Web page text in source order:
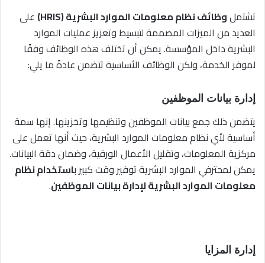
تشتملوظائف نظام معلومات الموارد البشرية (HRIS)
على
العديد من الميزات المصممة لتبسيط وتعزيز عمليات الموارد
البشرية داخل المؤسسة. يمكن أن تختلف هذه الوظائف وفقًا
لموفر الخدمة، ولكن الوظائف الأساسية تتضمن عادةً ما يلي:
إدارة بيانات الموظفين
يتضمن ذلك جمع بيانات الموظفين وتنظيمها وتخزينها. إنها سمة
أساسية لأي نظام معلومات الموارد البشرية، حيث أنها تعمل على
مركزية المعلومات، وتقليل الأعمال الورقية، وضمان دقة البيانات.
يمكن لمحترفي الموارد البشرية توفير وقت كبير باستخدام نظام
معلومات الموارد البشرية لإدارة بيانات الموظفين.
إدارة المزايا